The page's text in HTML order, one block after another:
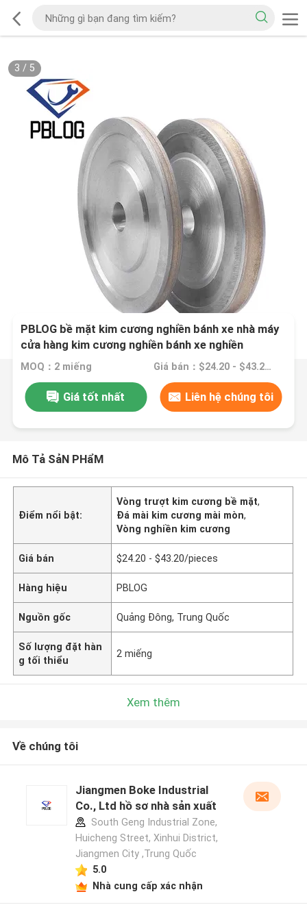
3 / 5
PBLOG bề mặt kim cương nghiền bánh xe nhà máy
cửa hàng kim cương nghiền bánh xe nghiền
MOQ：2 miếng Giá bán：$24.20 - $43.20/pieces
Giá tốt nhất Liên hệ chúng tôi
Mô Tả SảN PHẩM
Điểm nổi bật:
Vòng trượt kim cương bề mặt,
Đá mài kim cương mài mòn,
Vòng nghiền kim cương
Giá bán $24.20 - $43.20/pieces
Hàng hiệu PBLOG
Nguồn gốc Quảng Đông, Trung Quốc
Số lượng đặt hàn
g tối thiểu
2 miếng
Xem thêm
Về chúng tôi
Jiangmen Boke Industrial
Co., Ltd hồ sơ nhà sản xuất
South Geng Industrial Zone,
Huicheng Street, Xinhui District,
Jiangmen City ,Trung Quốc
5.0
Nhà cung cấp xác nhận